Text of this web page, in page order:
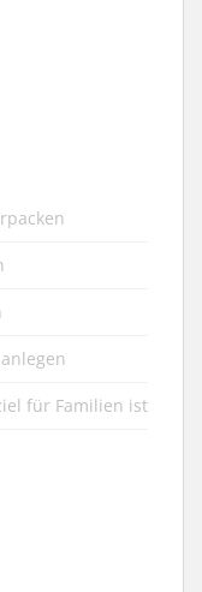
für Familien ist